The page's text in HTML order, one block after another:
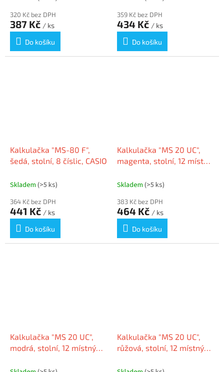
320 Kč bez DPH
387 Kč / ks
Do košíku
359 Kč bez DPH
434 Kč / ks
Do košíku
Kalkulačka "MS-80 F",
šedá, stolní, 8 číslic, CASIO
Skladem (>5 ks)
364 Kč bez DPH
441 Kč / ks
Do košíku
Kalkulačka "MS 20 UC",
magenta, stolní, 12 místný
Skladem (>5 ks)
383 Kč bez DPH
464 Kč / ks
Do košíku
Kalkulačka "MS 20 UC",
modrá, stolní, 12 místný
Kalkulačka "MS 20 UC",
růžová, stolní, 12 místný